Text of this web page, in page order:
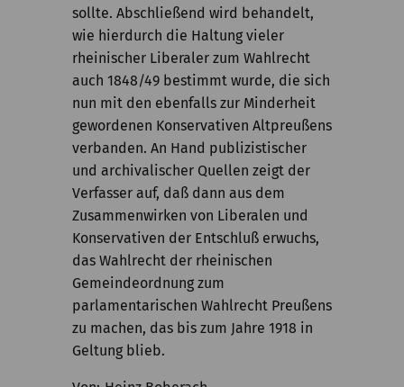
sollte. Abschließend wird behandelt,
wie hierdurch die Haltung vieler
rheinischer Liberaler zum Wahlrecht
auch 1848/49 bestimmt wurde, die sich
nun mit den ebenfalls zur Minderheit
gewordenen Konservativen Altpreußens
verbanden. An Hand publizistischer
und archivalischer Quellen zeigt der
Verfasser auf, daß dann aus dem
Zusammenwirken von Liberalen und
Konservativen der Entschluß erwuchs,
das Wahlrecht der rheinischen
Gemeindeordnung zum
parlamentarischen Wahlrecht Preußens
zu machen, das bis zum Jahre 1918 in
Geltung blieb.